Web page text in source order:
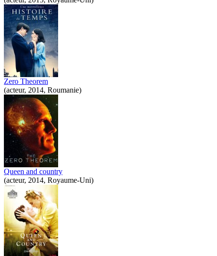
Zero Theorem
(acteur, 2014, Roumanie)
Queen and country
(acteur, 2014, Royaume-Uni)